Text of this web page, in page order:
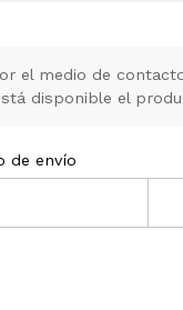
el medio de
disponible el
de envío